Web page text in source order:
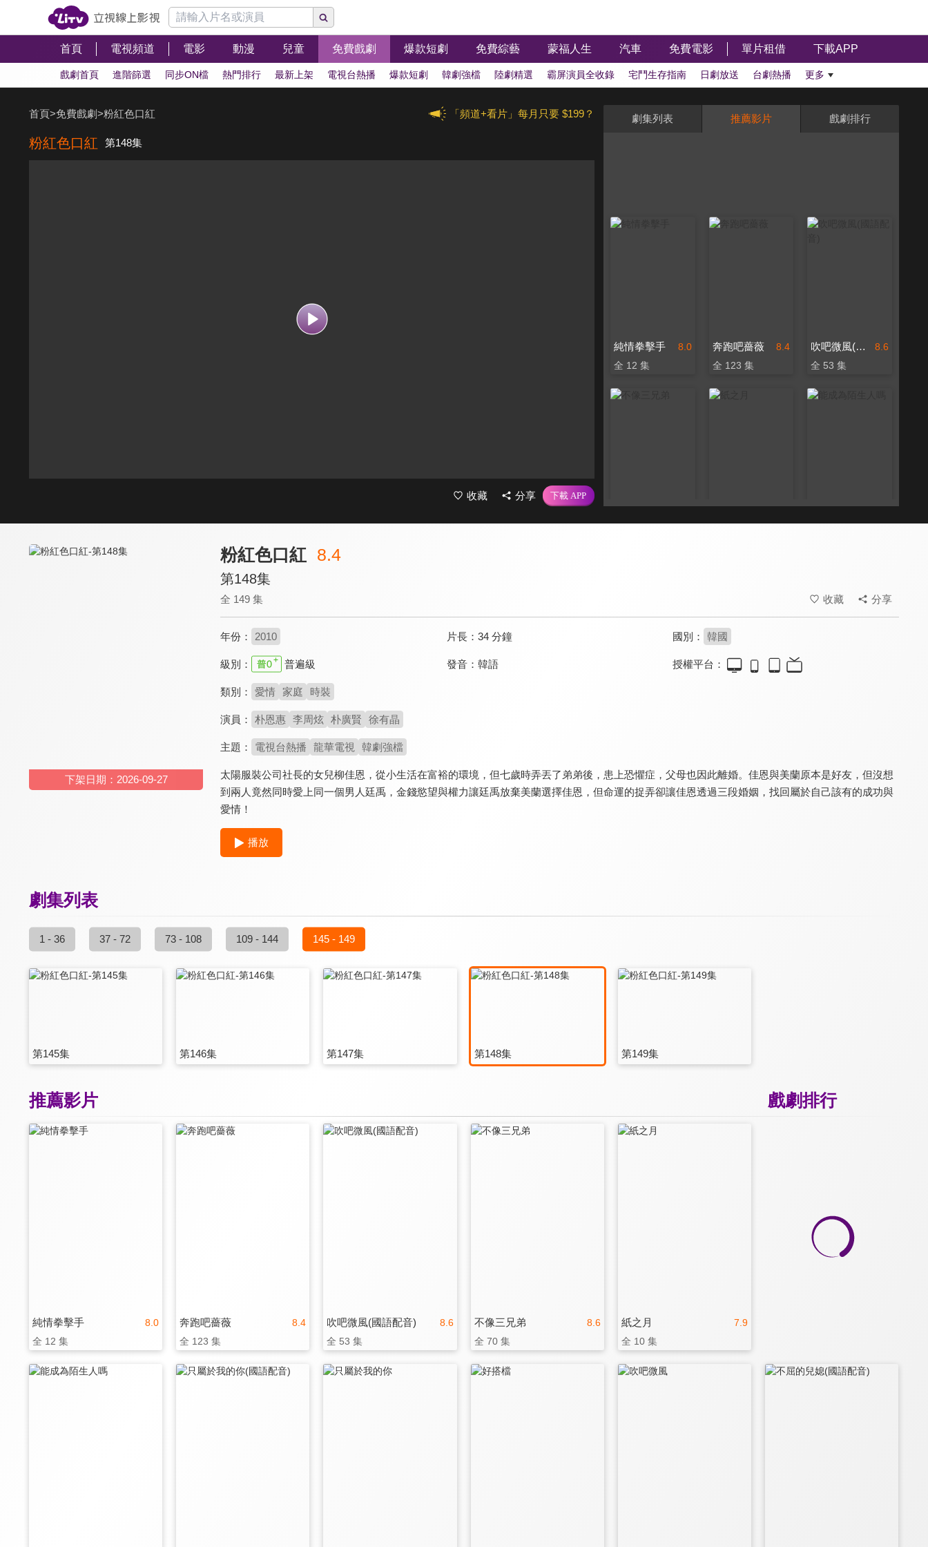
首頁 電視頻道 電影 動漫 兒童 免費戲劇 爆款短劇 免費綜藝 蒙福人生 汽車 免費電影 單片租借 下載APP
戲劇首頁 進階篩選 同步ON檔 熱門排行 最新上架 電視台熱播 爆款短劇 韓劇強檔 陸劇精選 霸屏演員全收錄 宅鬥生存指南 日劇放送 台劇熱播 更多
「頻道+看片」每月只要 $199？
首頁>免費戲劇>粉紅色口紅
粉紅色口紅 第148集
收藏 分享
劇集列表 推薦影片 戲劇排行
8.0
純情拳擊手
全 12 集
8.4
奔跑吧薔薇
全 123 集
8.6
吹吧微風(國語配音)
全 53 集
下架日期：2026-09-27
粉紅色口紅 8.4
第148集
全 149 集 收藏 分享
年份： 2010 片長： 34 分鐘 國別： 韓國
級別： 普遍級 發音： 韓語 授權平台：
類別： 愛情 家庭 時裝
演員： 朴恩惠 李周炫 朴廣賢 徐有晶
主題： 電視台熱播 龍華電視 韓劇強檔
太陽服裝公司社長的女兒柳佳恩，從小生活在富裕的環境，但七歲時弄丟了弟弟後，患上恐懼症，父母也因此離婚。佳恩與美蘭原本是好友，但沒想
到兩人竟然同時愛上同一個男人廷禹，金錢慾望與權力讓廷禹放棄美蘭選擇佳恩，但命運的捉弄卻讓佳恩透過三段婚姻，找回屬於自己該有的成功與
愛情！
播放
劇集列表
1 - 36 37 - 72 73 - 108 109 - 144 145 - 149
第145集 第146集 第147集 第148集 第149集
戲劇排行
推薦影片
8.0
純情拳擊手
全 12 集
8.4
奔跑吧薔薇
全 123 集
8.6
吹吧微風(國語配音)
全 53 集
8.6
不像三兄弟
全 70 集
7.9
紙之月
全 10 集